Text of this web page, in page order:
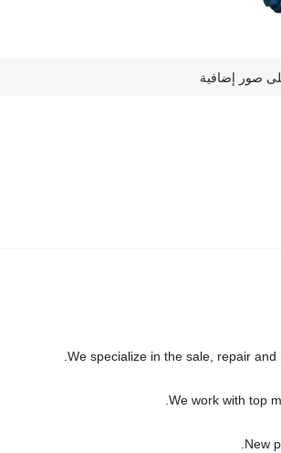
صور إضافية
We specialize in the sale, repair
We work with top
New